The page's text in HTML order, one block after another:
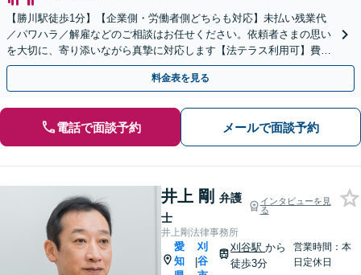
【勝川駅徒歩1分】【企業側・労働者側どちらも対応】未払い残業代
／パワハラ／解雇などのご相談はお任せください。依頼者さまの思い
を大切に、寄り添いながら真摯に対応します【法テラス利用可】費用
のお支払いに不安がある方も一度ご相談ください
料金表を見る
電話で面談予約 メールで面談予約
井上 剛 弁護
士
インタビューを見
る
井上剛法律事務所
愛
知
|
刈
谷
刈谷駅から
徒歩3分
営業時間：本
日定休日